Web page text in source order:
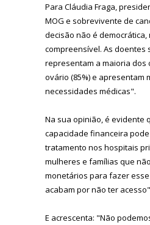
Para Cláudia Fraga,
MOG e sobrevivente de
decisão não é democrática,
compreensível. As doentes
representam a maioria dos
ovário (85%) e apresentam
necessidades médicas".
Na sua opinião, é evidente
capacidade financeira
tratamento nos hospitais
mulheres e famílias que
monetários para fazer
acabam por não ter
E acrescenta: "Não